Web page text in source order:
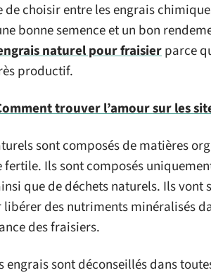
de choisir entre les engrais
bonne semence et un bon
naturel pour fraisierparce
productif.
trouver l’amour sur les
sont composés de matières
Ils sont composés
que de déchets naturels. Ils
des nutriments minéralisés
des fraisiers.
engrais sont déconseillés dans